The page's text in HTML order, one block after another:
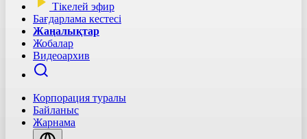
Тікелей эфир
Бағдарлама кестесі
Жаңалықтар
Жобалар
Видеоархив
Корпорация туралы
Байланыс
Жарнама